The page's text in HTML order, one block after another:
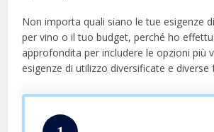
Non importa quali siano le tue esigenze
per vino o il tuo budget, perché ho
approfondita per includere le opzioni più
esigenze di utilizzo diversificate e diverse